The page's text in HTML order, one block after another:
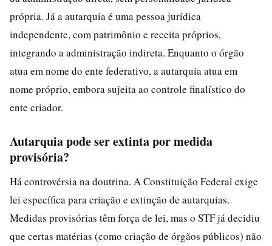
própria. Já a autarquia é uma pessoa jurídica
independente, com patrimônio e receita próprios,
integrando a administração indireta. Enquanto o órgão
atua em nome do ente federativo, a autarquia atua em
nome próprio, embora sujeita ao controle finalístico do
ente criador.
Autarquia pode ser extinta por medida
provisória?
Há controvérsia na doutrina. A Constituição Federal exige
lei específica para criação e extinção de autarquias.
Medidas provisórias têm força de lei, mas o STF já decidiu
que certas matérias (como criação de órgãos públicos) não